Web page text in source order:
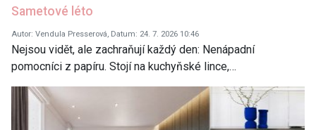
Sametové léto
Autor: Vendula Presserová, Datum: 24. 7. 2026 10:46
Nejsou vidět, ale zachraňují každý den: Nenápadní
pomocníci z papíru. Stojí na kuchyňské lince,…